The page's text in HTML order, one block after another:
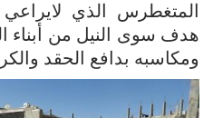
المتغطرس الذي
هدف سوى النيل من أبناء
ومكاسبه بدافع الحقد